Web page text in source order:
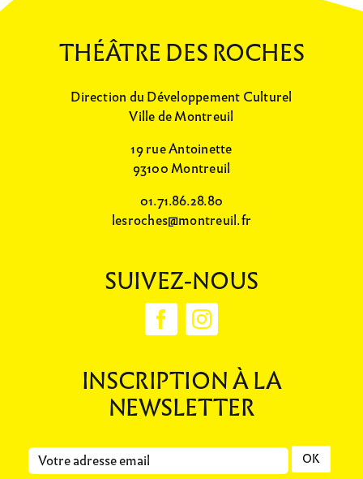
THÉÂTRE DES ROCHES
Direction du Développement Culturel
Ville de Montreuil
19 rue Antoinette
93100 Montreuil
01.71.86.28.80
lesroches@montreuil.fr
SUIVEZ-NOUS
INSCRIPTION À LA
NEWSLETTER